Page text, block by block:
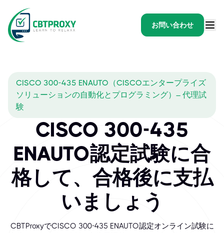
お問い合わせ
CISCO 300-435 ENAUTO（CISCOエンタープライズ
ソリューションの自動化とプログラミング）– 代理試
験
CISCO 300-435
ENAUTO認定試験に合
格して、合格後に支払
いましょう
CBTProxyでCISCO 300-435 ENAUTO認定オンライン試験に